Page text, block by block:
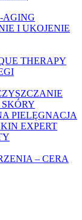
AGING
I UKOJENIE
THERAPY
PIELĘGNACJA
EXPERT
– CERA